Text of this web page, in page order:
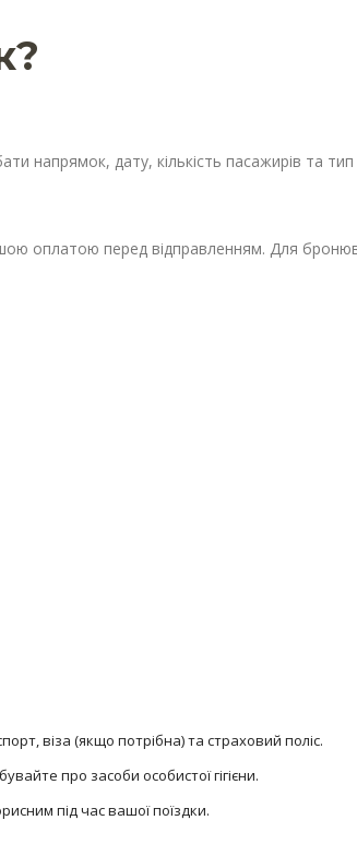
напрямок, дату, кількість пасажирів та тип
оплатою перед відправленням. Для
віза (якщо потрібна) та страховий поліс.
про засоби особистої гігієни.
під час вашої поїздки.